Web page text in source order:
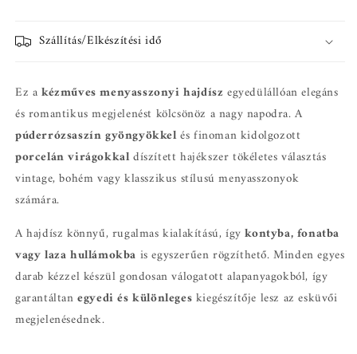
Szállítás/Elkészítési idő
Ez akézműves menyasszonyi hajdíszegyedülállóan elegáns
és romantikus megjelenést kölcsönöz a nagy napodra. A
púderrózsaszín gyöngyökkelés finoman kidolgozott
porcelán virágokkaldíszített hajékszer tökéletes választás
vintage, bohém vagy klasszikus stílusú menyasszonyok
számára.
A hajdísz könnyű, rugalmas kialakítású, ígykontyba, fonatba
vagy laza hullámokba is egyszerűen rögzíthető. Minden egyes
darab kézzel készül gondosan válogatott alapanyagokból, így
garantáltanegyedi és különlegeskiegészítője lesz az esküvői
megjelenésednek.